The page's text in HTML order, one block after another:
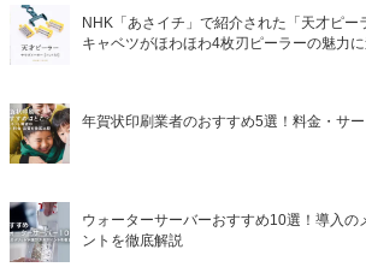
NHK「あさイチ」で紹介された「天才ピー
キャベツがほわほわ4枚刃ピーラーの魅力に
年賀状印刷業者のおすすめ5選！料金・サ
ウォーターサーバーおすすめ10選！導入の
ントを徹底解説